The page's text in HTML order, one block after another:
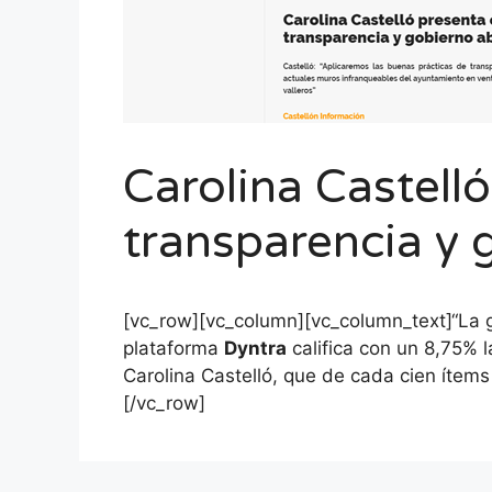
Carolina
transparencia y
plataforma Dyntra califica con un 8,75%
Carolina Castelló, que de cada cien
[/vc_row]